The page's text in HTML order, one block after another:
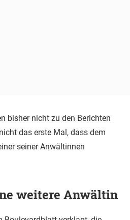
bisher nicht zu den Berichten
das erste Mal, dass dem
seiner Anwältinnen
weitere Anwältin